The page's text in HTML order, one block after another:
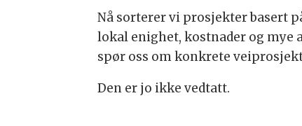
Nå sorterer vi prosjekter basert
lokal enighet, kostnader og mye
spør oss om konkrete
Den er jo ikke vedtatt.